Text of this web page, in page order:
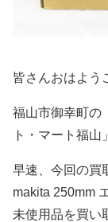
皆さんおはよう
福山市御幸町
ト・マート福山
早速、今回の買
makita 250mm
未使用品を買い